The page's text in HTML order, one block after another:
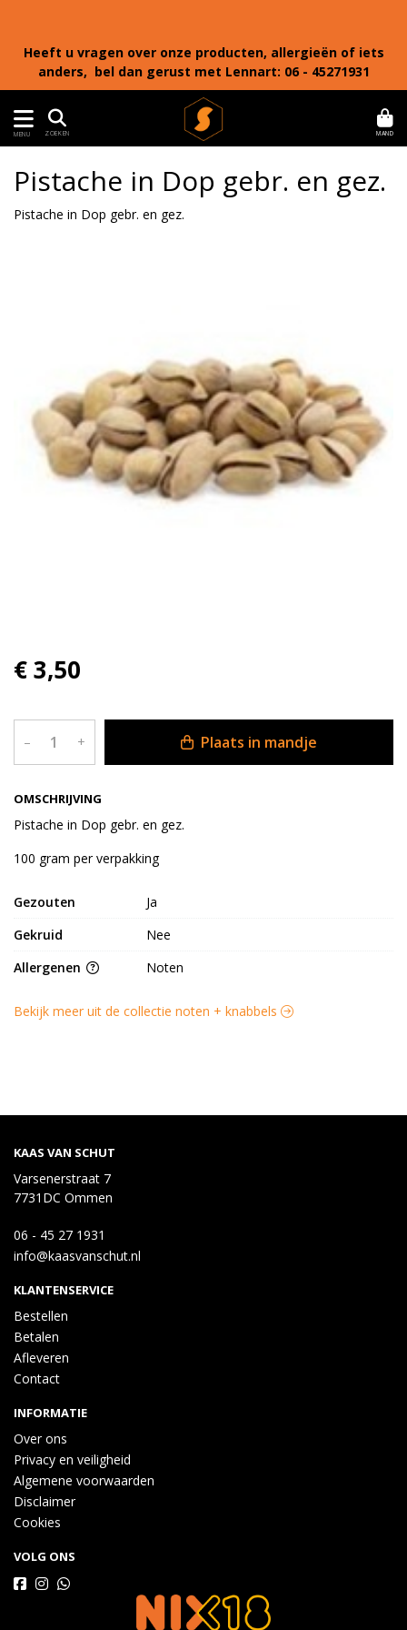
Heeft u vragen over onze producten, allergieën of iets
anders, bel dan gerust met Lennart: 06 - 45271931
MENU ZOEKEN MAND
OMSCHRIJVING
Pistache in Dop gebr. en gez.
100 gram per verpakking
Pistache in Dop gebr. en gez.
Pistache in Dop gebr. en gez.
€ 3,50
– + Plaats in mandje
Gezouten
Ja
Gekruid
Nee
Allergenen
Noten
Bekijk meer uit de collectie noten + knabbels
KAAS VAN SCHUT
Varsenerstraat 7
7731DC Ommen
06 - 45 27 1931
info@kaasvanschut.nl
KLANTENSERVICE
Bestellen
Betalen
Afleveren
Contact
INFORMATIE
Over ons
Privacy en veiligheid
Algemene voorwaarden
Disclaimer
Cookies
VOLG ONS